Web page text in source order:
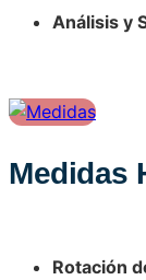
Análisis y
Medidas
Rotación